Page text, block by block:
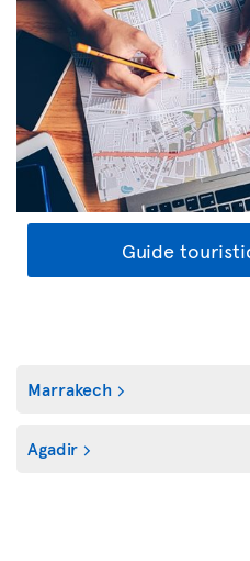
Guide
Marrakech
Agadir